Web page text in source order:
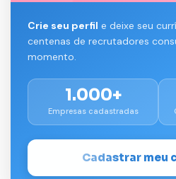
Crie seu perfil e deixe seu
centenas de recrutadores
momento.
1.000+
Empresas cadastradas
Cadastrar meu